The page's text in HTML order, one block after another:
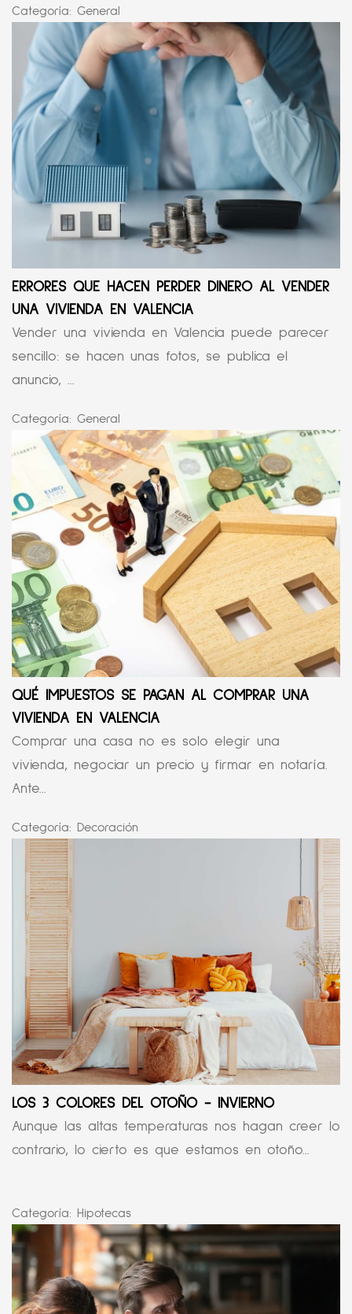
Categoría: General
ERRORES QUE HACEN PERDER DINERO AL VENDER
UNA VIVIENDA EN VALENCIA
Vender una vivienda en Valencia puede parecer
sencillo: se hacen unas fotos, se publica el
anuncio, ...
Categoría: General
QUÉ IMPUESTOS SE PAGAN AL COMPRAR UNA
VIVIENDA EN VALENCIA
Comprar una casa no es solo elegir una
vivienda, negociar un precio y firmar en notaría.
Ante...
Categoría: Decoración
LOS 3 COLORES DEL OTOÑO - INVIERNO
Aunque las altas temperaturas nos hagan creer lo
contrario, lo cierto es que estamos en otoño...
Categoría: Hipotecas